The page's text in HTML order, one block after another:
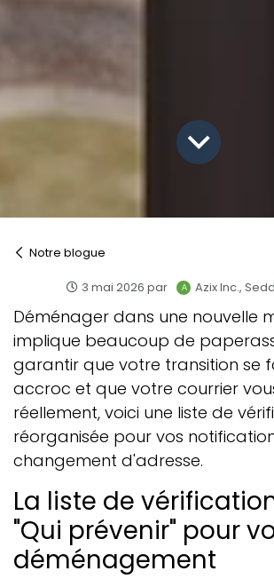
Notre blogue
3 mai 2026 par Azix Inc.,
Déménager dans une nouvelle
implique beaucoup de
garantir que votre transition se
accroc et que votre courrier
réellement, voici une liste de
réorganisée pour vos
changement d'adresse.
La liste de
"Qui prévenir" pour
déménagement